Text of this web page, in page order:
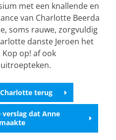
met een knallende en
van Charlotte Beerda
soms rauwe, zorgvuldig
danste Jeroen het
op! af ook
terug
dat Anne